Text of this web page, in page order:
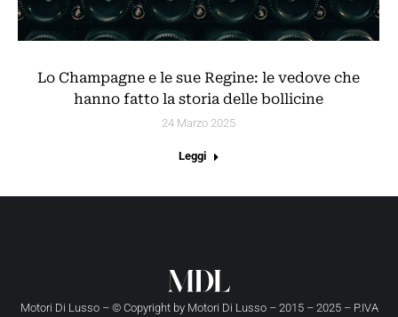
Lo Champagne e le sue Regine: le vedove che
hanno fatto la storia delle bollicine
24 Marzo 2025
Leggi
Motori Di Lusso – © Copyright by Motori Di Lusso– 2015 – 2025 – P.IVA